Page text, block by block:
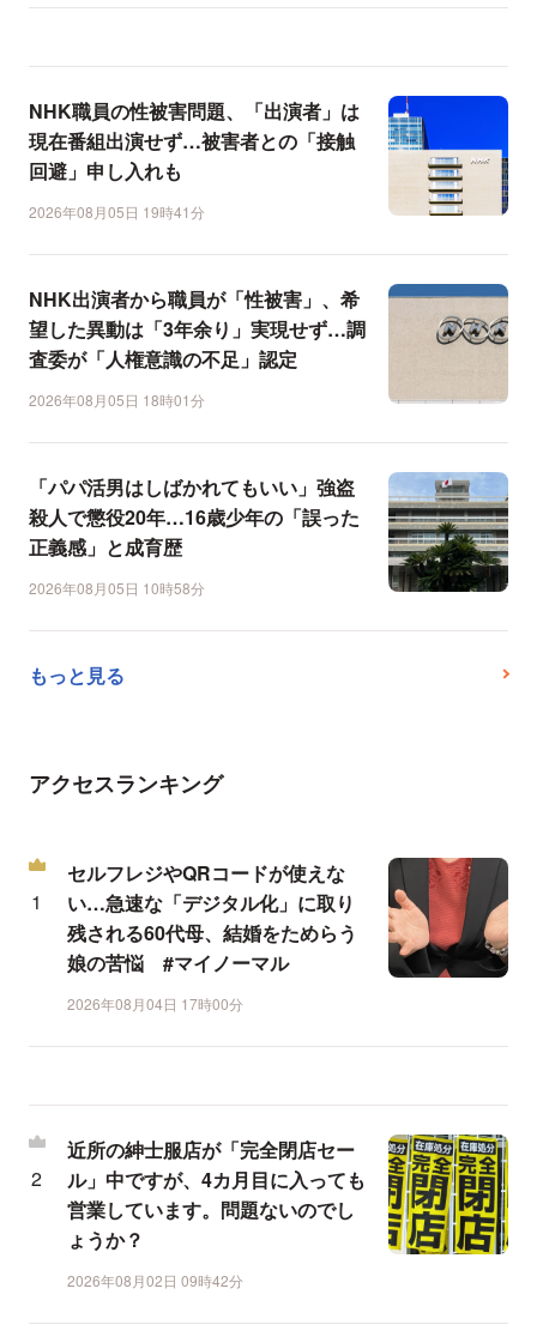
NHK職員の性被害問題、「出演者」は
現在番組出演せず…被害者との「接触
回避」申し入れも
2026年08月05日 19時41分
NHK出演者から職員が「性被害」、希
望した異動は「3年余り」実現せず…調
査委が「人権意識の不足」認定
2026年08月05日 18時01分
「パパ活男はしばかれてもいい」強盗
殺人で懲役20年…16歳少年の「誤った
正義感」と成育歴
2026年08月05日 10時58分
もっと見る
アクセスランキング
セルフレジやQRコードが使えな
い…急速な「デジタル化」に取り
残される60代母、結婚をためらう
娘の苦悩 #マイノーマル
2026年08月04日 17時00分
近所の紳士服店が「完全閉店セー
ル」中ですが、4カ月目に入っても
営業しています。問題ないのでし
ょうか？
2026年08月02日 09時42分